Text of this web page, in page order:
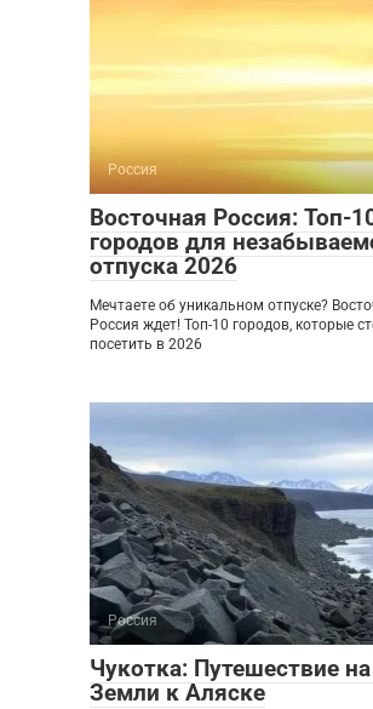
Россия
Восточная Россия: Топ-
городов для
отпуска 2026
Мечтаете об уникальном отпуске?
Россия ждет! Топ-10 городов, которые
посетить в 2026
Россия
Чукотка: Путешествие
Земли к Аляске